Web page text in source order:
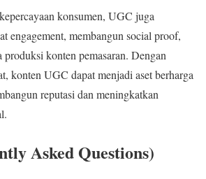
konsumen, UGC juga
engagement, membangun social proof,
konten pemasaran. Dengan
konten UGC dapat menjadi aset berharga
reputasi dan meningkatkan
Asked Questions)